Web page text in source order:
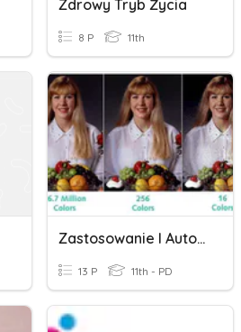
Zdrowy Tryb Życia
8 P 11th
Zastosowanie I Automatyzacja Formatów Plików Graficznych
13 P 11th - PD